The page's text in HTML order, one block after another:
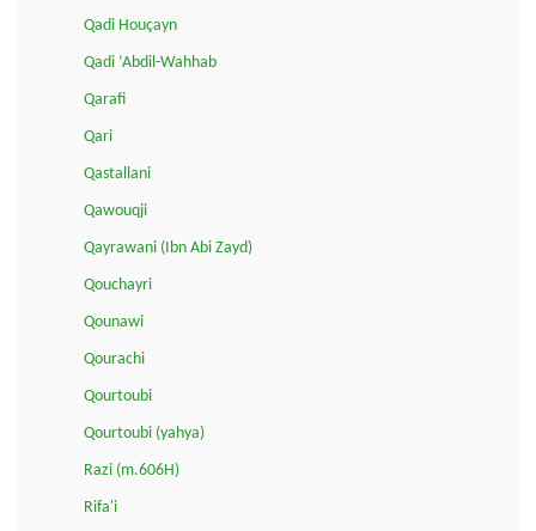
Qadi Houçayn
Qadi ‘Abdil-Wahhab
Qarafi
Qari
Qastallani
Qawouqji
Qayrawani (Ibn Abi Zayd)
Qouchayri
Qounawi
Qourachi
Qourtoubi
Qourtoubi (yahya)
Razi (m.606H)
Rifa'i